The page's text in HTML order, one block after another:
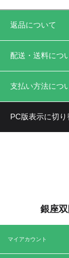
返品について
配送・送料につ
支払い方法につ
PC版表示に切り
銀座
マイアカウント